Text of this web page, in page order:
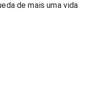
de mais uma vida